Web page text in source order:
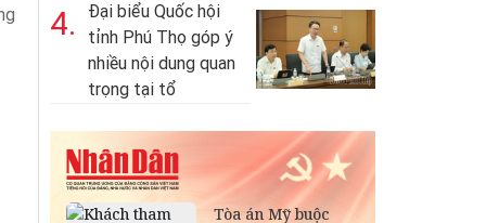
4.
Đại biểu Quốc hội
tỉnh Phú Thọ góp ý
nhiều nội dung quan
trọng tại tổ